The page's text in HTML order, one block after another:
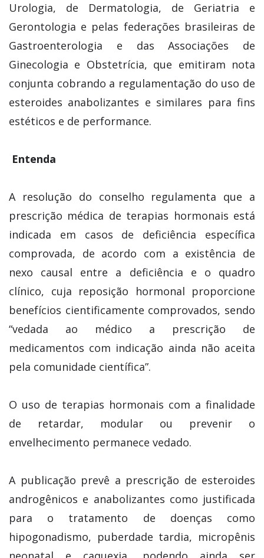
Urologia, de Dermatologia, de Geriatria e
Gerontologia e pelas federações brasileiras de
Gastroenterologia e das Associações de
Ginecologia e Obstetrícia, que emitiram nota
conjunta cobrando a regulamentação do uso de
esteroides anabolizantes e similares para fins
estéticos e de performance.
Entenda
A resolução do conselho regulamenta que a
prescrição médica de terapias hormonais está
indicada em casos de deficiência específica
comprovada, de acordo com a existência de
nexo causal entre a deficiência e o quadro
clínico, cuja reposição hormonal proporcione
benefícios cientificamente comprovados, sendo
“vedada ao médico a prescrição de
medicamentos com indicação ainda não aceita
pela comunidade científica”.
O uso de terapias hormonais com a finalidade
de retardar, modular ou prevenir o
envelhecimento permanece vedado.
A publicação prevê a prescrição de esteroides
androgênicos e anabolizantes como justificada
para o tratamento de doenças como
hipogonadismo, puberdade tardia, micropênis